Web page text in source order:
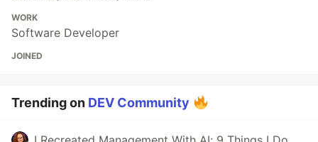
WORK
Software Developer
JOINED
Trending on DEV Community